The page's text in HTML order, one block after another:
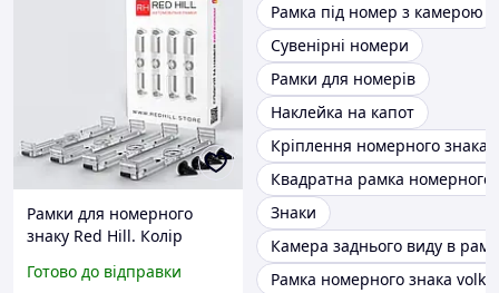
Рамки для номерного
знаку Red Hill. Колір
Класична.
Готово до відправки
Рамка під номер з камерою
Сувенірні номери
Рамки для номерів
Наклейка на капот
Кріплення номерного знака
Квадратна рамка номерного
Знаки
Камера заднього виду в
Рамка номерного знака